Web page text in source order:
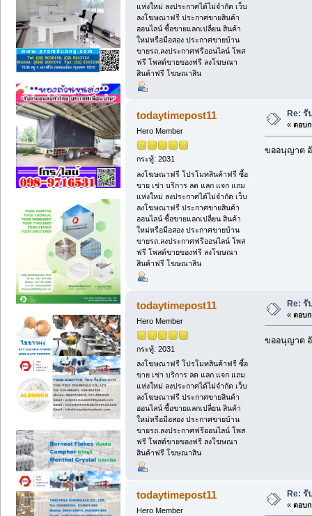
แห่งใหม่ ลงประกาศได้ไม่จำกัด เว็บ
ลงโฆษณาฟรี ประกาศขายสินค้า
ออนไลน์ ซื้อขายแลกเปลี่ยน สินค้า
ใหม่หรือมือสอง ประกาศขายบ้าน
ขายรถ.ลงประกาศฟรีออนไลน์ โพส
ฟรี โพสต์ขายของฟรี ลงโฆษณา
สินค้าฟรี โฆษณาสิน
todaytimepost11
Hero Member
กระทู้: 2031
ลงโฆษณาฟรี โปรโมทสินค้าฟรี ซื้อ
ขาย เช่า บริการ ลด แลก แจก แถม
แห่งใหม่ ลงประกาศได้ไม่จำกัด เว็บ
ลงโฆษณาฟรี ประกาศขายสินค้า
ออนไลน์ ซื้อขายแลกเปลี่ยน สินค้า
ใหม่หรือมือสอง ประกาศขายบ้าน
ขายรถ.ลงประกาศฟรีออนไลน์ โพส
ฟรี โพสต์ขายของฟรี ลงโฆษณา
สินค้าฟรี โฆษณาสิน
Re:
« ตอบก
ขออนุญาต
todaytimepost11
Hero Member
กระทู้: 2031
ลงโฆษณาฟรี โปรโมทสินค้าฟรี ซื้อ
ขาย เช่า บริการ ลด แลก แจก แถม
แห่งใหม่ ลงประกาศได้ไม่จำกัด เว็บ
ลงโฆษณาฟรี ประกาศขายสินค้า
ออนไลน์ ซื้อขายแลกเปลี่ยน สินค้า
ใหม่หรือมือสอง ประกาศขายบ้าน
ขายรถ.ลงประกาศฟรีออนไลน์ โพส
ฟรี โพสต์ขายของฟรี ลงโฆษณา
สินค้าฟรี โฆษณาสิน
Re: รั
« ตอบก
ขออนุญาต
todaytimepost11
Hero Member
Re: รั
« ตอบก